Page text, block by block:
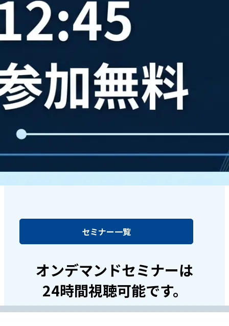
セミナー一覧
オンデマンドセミナーは
24時間視聴可能です。